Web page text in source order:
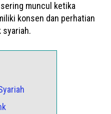
muncul ketika
konsen dan perhatian
syariah.